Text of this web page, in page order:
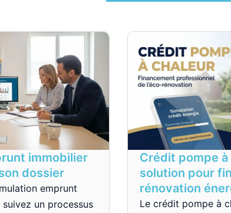
immobilier
dossier
emprunt
un processus
Crédit pompe à
solution pour
rénovation
Le crédit pompe à